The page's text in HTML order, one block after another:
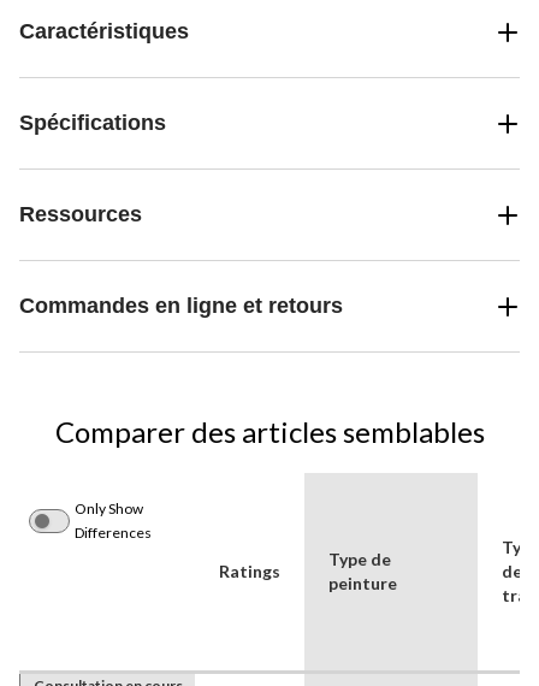
Caractéristiques
Spécifications
Ressources
Commandes en ligne et retours
Comparer des articles semblables
Only Show
Differences
Ratings
Type de
peinture
de